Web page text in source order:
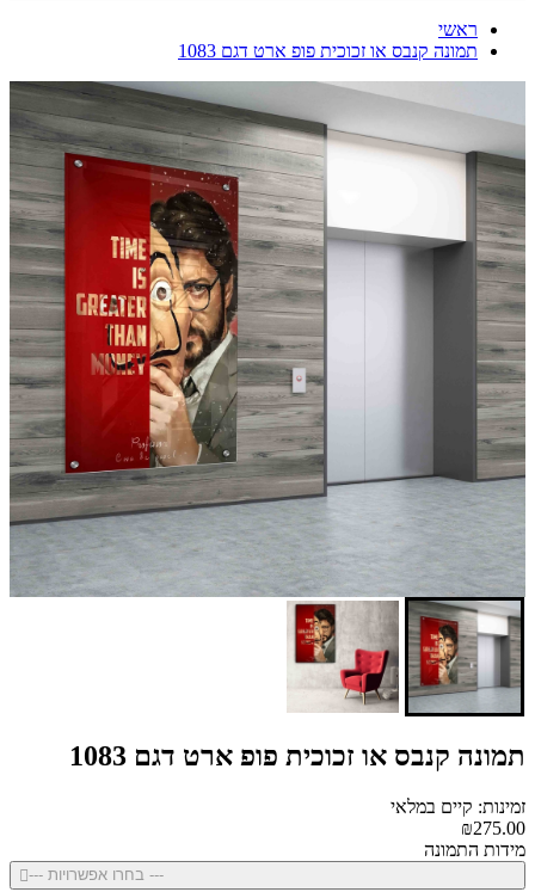
ראשי
תמונה קנבס או זכוכית פופ ארט דגם 1083
תמונה קנבס או זכוכית פופ ארט דגם 1083
זמינות: קיים במלאי
₪275.00
מידות התמונה
--- בחרו אפשרויות ---